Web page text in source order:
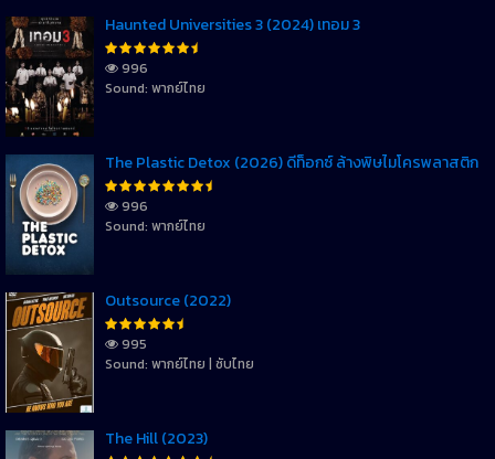
Haunted Universities 3 (2024) เทอม 3
996
Sound: พากย์ไทย
The Plastic Detox (2026) ดีท็อกซ์ ล้างพิษไมโครพลาสติก
996
Sound: พากย์ไทย
Outsource (2022)
995
Sound: พากย์ไทย | ซับไทย
The Hill (2023)